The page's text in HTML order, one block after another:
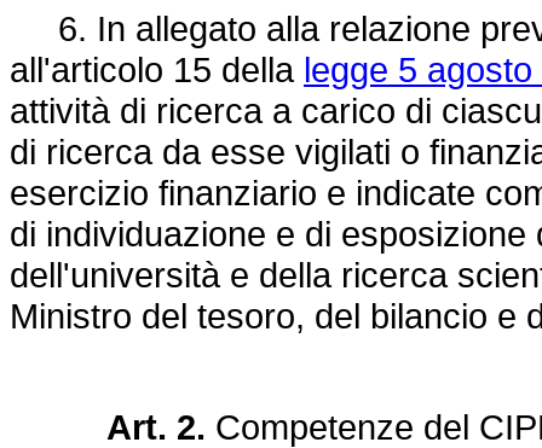
6. In allegato alla relazione
all'articolo 15 della legge 5
attività di ricerca a carico di
di ricerca da esse vigilati o
esercizio finanziario e indicate
di individuazione e di
dell'università e della ricerca
Ministro del tesoro, del bilancio e
Art. 2. Competenze del